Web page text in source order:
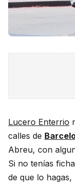
Lucero Enterrio
calles de
Abreu, con
Si no tenías
de que lo